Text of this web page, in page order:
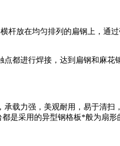
杆放在均匀排列的扁钢上，通
都进行焊接，达到扁钢和麻
载力强，美观耐用，易于清
是采用的异型钢格板*般为扇形